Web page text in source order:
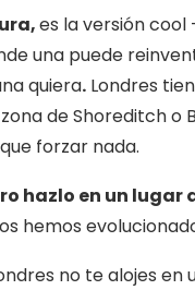
es la versión
una puede
quiera. Londres
de Shoreditch o
forzar nada.
hazlo en un lugar
hemos
no te alojes